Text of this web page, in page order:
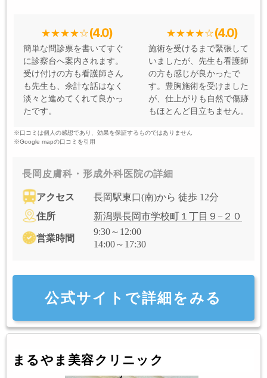
(4.0)
簡単な問診票を書いてすぐ
に診察台へ案内されます。
受け付けの方も看護師さん
も先生も、余計な話はなく
淡々と進めてくれて良かっ
たです。
(4.0)
施術を受けるまで緊張して
いましたが、先生も看護師
の方も感じが良かったで
す。豊胸施術を受けました
が、仕上がりも自然で傷跡
もほとんど目立ちません。
※口コミは個人の感想であり、効果を保証するものではありません
※Google mapの口コミを引用
長岡皮膚科・形成外科医院の詳細
アクセス
長岡駅東口(南)から 徒歩 12分
住所
新潟県長岡市学校町１丁目９−２０
営業時間
9:30～12:00
14:00～17:30
公式サイトで詳細をみる
まるやま美容クリニック